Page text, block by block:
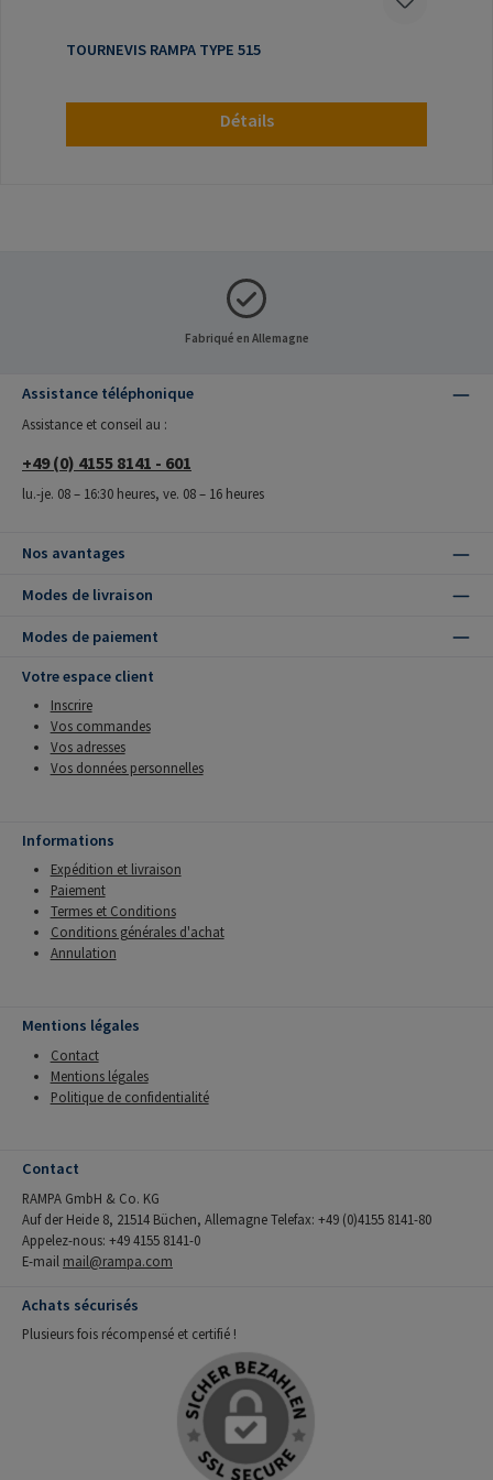
TOURNEVIS RAMPA TYPE 515
Détails
Fabriqué en Allemagne
Assistance téléphonique
Assistance et conseil au :
+49 (0) 4155 8141 - 601
lu.-je. 08 – 16:30 heures, ve. 08 – 16 heures
Nos avantages
Modes de livraison
Modes de paiement
Votre espace client
Inscrire
Vos commandes
Vos adresses
Vos données personnelles
Informations
Expédition et livraison
Paiement
Termes et Conditions
Conditions générales d'achat
Annulation
Mentions légales
Contact
Mentions légales
Politique de confidentialité
Contact
RAMPA GmbH & Co. KG
Auf der Heide 8, 21514 Büchen, Allemagne Telefax: +49 (0)4155 8141-80
Appelez-nous: +49 4155 8141-0
E-mail mail@rampa.com
Achats sécurisés
Plusieurs fois récompensé et certifié !